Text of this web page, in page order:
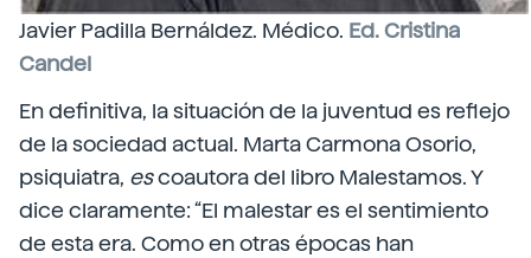
Javier Padilla Bernáldez. Médico. Ed. Cristina
Candel
En definitiva, la situación de la juventud es reflejo
de la sociedad actual. Marta Carmona Osorio,
psiquiatra, escoautora del libro Malestamos. Y
dice claramente: “El malestar es el sentimiento
de esta era. Como en otras épocas han